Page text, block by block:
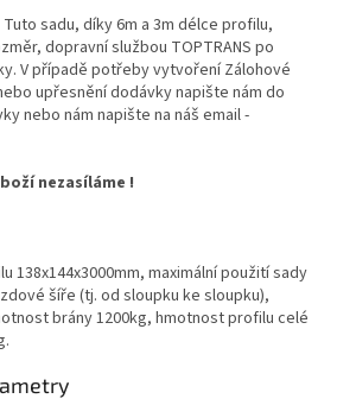
Tuto sadu, díky 6m a 3m délce profilu,
dopravní službou TOPTRANS po
V případě potřeby vytvoření Zálohové
upřesnění dodávky napište nám do
nebo nám napište na náš email -
nezasíláme !
138x144x3000mm, maximální použití sady
šíře (tj. od sloupku ke sloupku),
brány 1200kg, hmotnost profilu celé